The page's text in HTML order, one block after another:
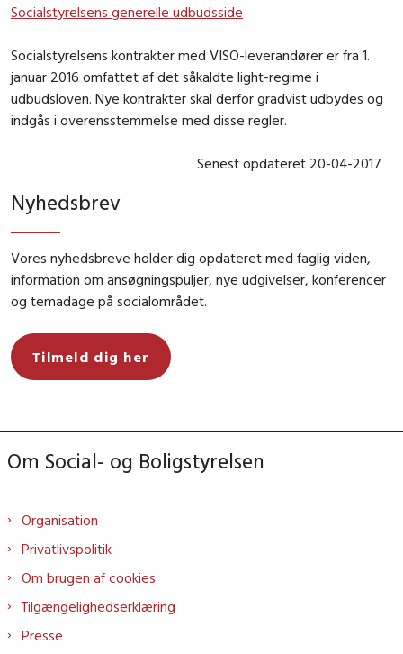
Socialstyrelsens generelle udbudsside
Socialstyrelsens kontrakter med VISO-leverandører er fra 1.
januar 2016 omfattet af det såkaldte light-regime i
udbudsloven. Nye kontrakter skal derfor gradvist udbydes og
indgås i overensstemmelse med disse regler.
Senest opdateret 20-04-2017
Nyhedsbrev
Vores nyhedsbreve holder dig opdateret med faglig viden,
information om ansøgningspuljer, nye udgivelser, konferencer
og temadage på socialområdet.
Tilmeld dig her
Om Social- og Boligstyrelsen
Organisation
Privatlivspolitik
Om brugen af cookies
Tilgængelighedserklæring
Presse